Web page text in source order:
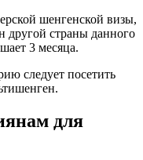
шенгенской визы,
другой страны данного
3 месяца.
следует посетить
для